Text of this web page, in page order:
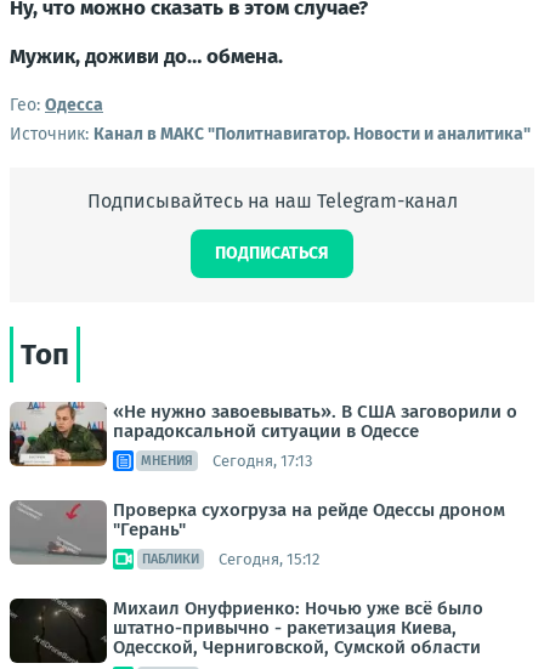
Ну, что можно сказать в этом случае?
Мужик, доживи до… обмена.
Гео: Одесса
Источник: Канал в МАКС "Политнавигатор. Новости и аналитика"
Подписывайтесь на наш Telegram-канал
ПОДПИСАТЬСЯ
Топ
«Не нужно завоевывать». В США заговорили о
парадоксальной ситуации в Одессе
МНЕНИЯ Сегодня, 17:13
Проверка сухогруза на рейде Одессы дроном
"Герань"
ПАБЛИКИ Сегодня, 15:12
Михаил Онуфриенко: Ночью уже всё было
штатно-привычно - ракетизация Киева,
Одесской, Черниговской, Сумской области